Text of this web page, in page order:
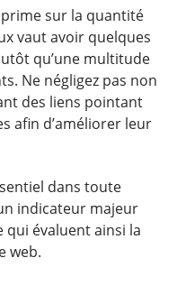
prime sur la quantité
vaut avoir quelques
qu’une multitude
Ne négligez pas non
des liens pointant
afin d’améliorer leur
dans toute
indicateur majeur
évaluent ainsi la
web.